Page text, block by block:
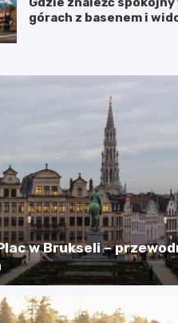
górach z basenem i
w Brukseli –